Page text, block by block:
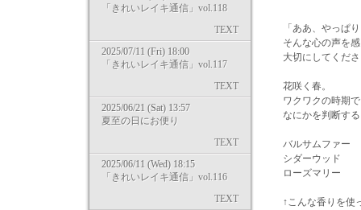
「きれいレイキ通信」vol.118
TEXT
2025/07/11 (Fri) 18:00
「きれいレイキ通信」vol.117
TEXT
2025/06/21 (Sat) 13:57
夏至の日にお便り
TEXT
2025/06/11 (Wed) 18:15
「きれいレイキ通信」vol.116
TEXT
「ああ、やっぱり
そんな心の声を
大切にしてくだ
花咲く春。
ワクワクの時期
なにかを判断す
バルサムファー
シダーウッド
ローズマリー
↑こんな香りを使